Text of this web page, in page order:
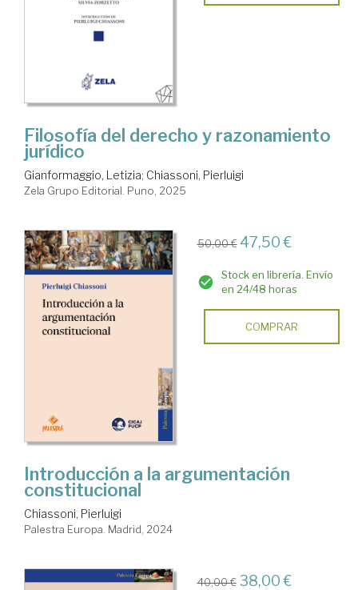
Filosofía del derecho y razonamiento
jurídico
Gianformaggio, Letizia; Chiassoni, Pierluigi
Zela Grupo Editorial. Puno, 2025
50,00 € 47,50 €
Stock en librería. Envío
en 24/48 horas
COMPRAR
Introducción a la argumentación
constitucional
Chiassoni, Pierluigi
Palestra Europa. Madrid, 2024
40,00 € 38,00 €